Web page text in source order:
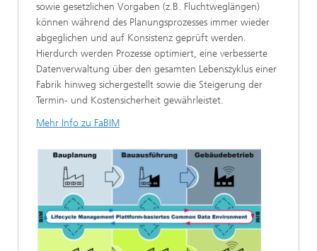
sowie gesetzlichen Vorgaben (z.B. Fluchtweglängen)
können während des Planungsprozesses immer wieder
abgeglichen und auf Konsistenz geprüft werden.
Hierdurch werden Prozesse optimiert, eine verbesserte
Datenverwaltung über den gesamten Lebenszyklus einer
Fabrik hinweg sichergestellt sowie die Steigerung der
Termin- und Kostensicherheit gewährleistet.
Mehr Info zu FaBIM